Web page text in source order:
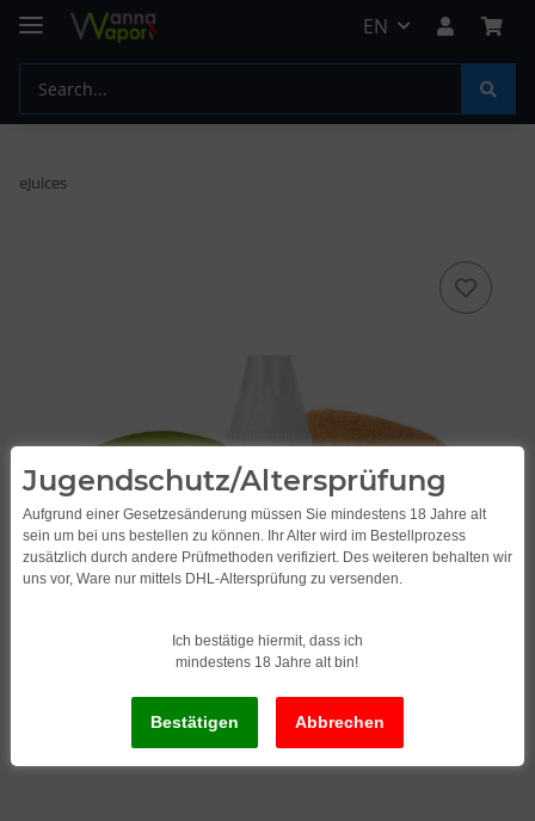
EN
eJuices
Jugendschutz/Altersprüfung
Aufgrund einer Gesetzesänderung müssen Sie mindestens 18 Jahre alt
sein um bei uns bestellen zu können. Ihr Alter wird im Bestellprozess
zusätzlich durch andere Prüfmethoden verifiziert. Des weiteren behalten wir
uns vor, Ware nur mittels DHL-Altersprüfung zu versenden.
Ich bestätige hiermit, dass ich
mindestens 18 Jahre alt bin!